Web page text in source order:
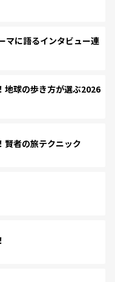
マに語るインタビュー連
地球の歩き方が選ぶ2026
賢者の旅テクニック